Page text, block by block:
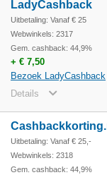
LadyCashback
Uitbetaling: Vanaf € 25
Webwinkels: 2317
Gem. cashback: 44,9%
+ € 7,50
Bezoek LadyCashback
Details
Uitbetaling: Vanaf € 25,-
Webwinkels: 2318
Gem. cashback: 44,9%